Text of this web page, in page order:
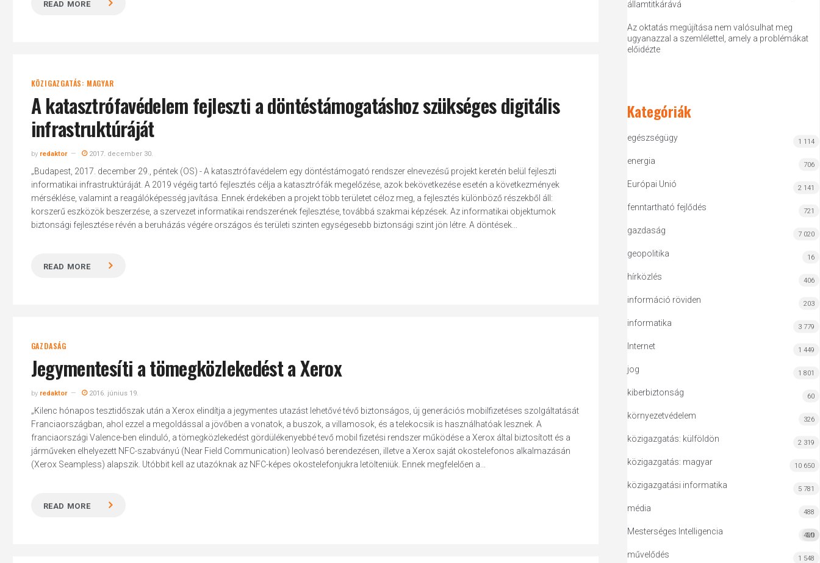
READ MORE
KÖZIGAZGATÁS: MAGYAR
A katasztrófavédelem fejleszti a döntéstámogatáshoz szükséges digitális
infrastruktúráját
by redaktor 2017. december 30.
„Budapest, 2017. december 29., péntek (OS) - A katasztrófavédelem egy döntéstámogató rendszer elnevezésű projekt keretén belül fejleszti
informatikai infrastruktúráját. A 2019 végéig tartó fejlesztés célja a katasztrófák megelőzése, azok bekövetkezése esetén a következmények
mérséklése, valamint a reagálóképesség javítása. Ennek érdekében a projekt több területet céloz meg, a fejlesztés különböző részekből áll:
korszerű eszközök beszerzése, a szervezet informatikai rendszerének fejlesztése, továbbá szakmai képzések. Az informatikai objektumok
biztonsági fejlesztése révén a beruházás végére országos és területi szinten egységesebb biztonsági szint jön létre. A döntések...
READ MORE
GAZDASÁG
Jegymentesíti a tömegközlekedést a Xerox
by redaktor 2016. június 19.
„Kilenc hónapos tesztidőszak után a Xerox elindítja a jegymentes utazást lehetővé tévő biztonságos, új generációs mobilfizetéses szolgáltatását
Franciaországban, ahol ezzel a megoldással a jövőben a vonatok, a buszok, a villamosok, és a telekocsik is használhatóak lesznek. A
franciaországi Valence-ben elinduló, a tömegközlekedést gördülékenyebbé tevő mobil fizetési rendszer működése a Xerox által biztosított és a
járműveken elhelyezett NFC-szabványú (Near Field Communication) leolvasó berendezésen, illetve a Xerox saját okostelefonos alkalmazásán
(Xerox Seampless) alapszik. Utóbbit kell az utazóknak az NFC-képes okostelefonjukra letölteniük. Ennek megfelelően a...
READ MORE
államtitkárává
Az oktatás megújítása nem valósulhat meg
ugyanazzal a szemlélettel, amely a problémákat
előidézte
Kategóriák
egészségügy 1 114
energia 706
Európai Unió 2 141
fenntartható fejlődés 721
gazdaság 7 020
geopolitika 16
hírközlés 406
információ röviden 203
informatika 3 779
Internet 1 449
jog 1 801
kiberbiztonság 60
környezetvédelem 326
közigazgatás: külföldön 2 319
közigazgatás: magyar 10 650
közigazgatási informatika 5 781
média 488
Mesterséges Intelligencia MI
420
művelődés 1 548